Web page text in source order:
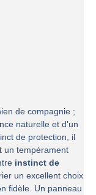
de compagnie ;
naturelle et d’un
de protection, il
un tempérament
instinct de
un excellent choix
fidèle. Un panneau